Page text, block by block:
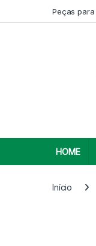
Peças
HOME
Início